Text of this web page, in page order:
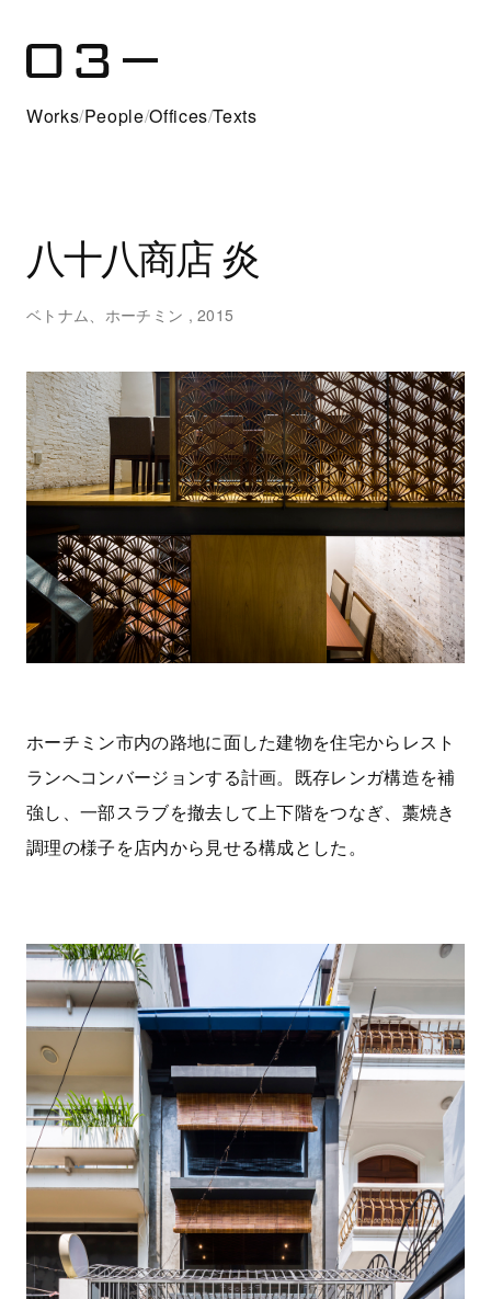
Works/People/Offices/Texts
八十八商店 炎
ベトナム、ホーチミン , 2015
ホーチミン市内の路地に面した建物を住宅からレスト
ランへコンバージョンする計画。既存レンガ構造を補
強し、一部スラブを撤去して上下階をつなぎ、藁焼き
調理の様子を店内から見せる構成とした。